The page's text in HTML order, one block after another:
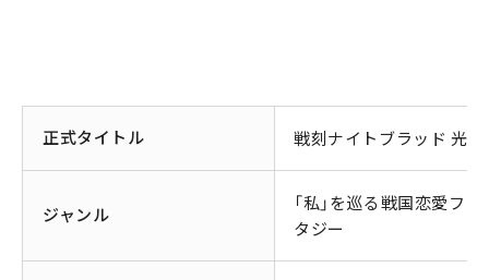
正式タイトル 戦刻ナイトブラッド 光盟
ジャンル
「私」を巡る戦国恋愛ファ
タジー